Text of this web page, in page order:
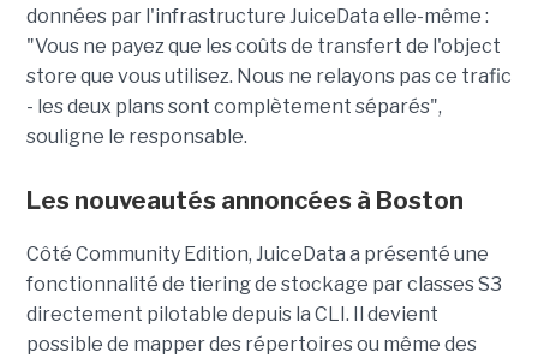
données par l'infrastructure JuiceData elle-même :
"Vous ne payez que les coûts de transfert de l'object
store que vous utilisez. Nous ne relayons pas ce trafic
- les deux plans sont complètement séparés",
souligne le responsable.
Les nouveautés annoncées à Boston
Côté Community Edition, JuiceData a présenté une
fonctionnalité de tiering de stockage par classes S3
directement pilotable depuis la CLI. Il devient
possible de mapper des répertoires ou même des